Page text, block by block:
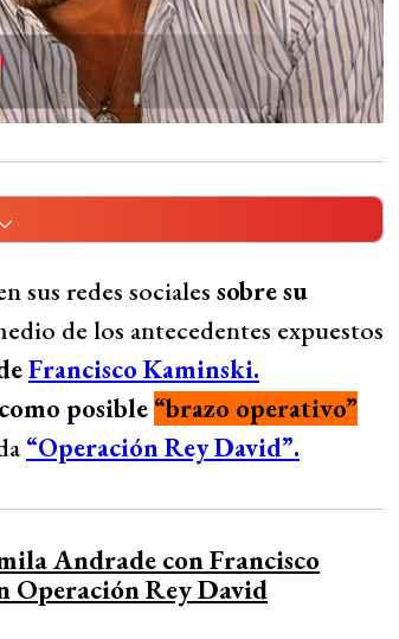
Kaminski en la “Operación
sociales sobre su futuro y su
momentos que atraviesa, se
a Dios, al universo y a sí misma
En un post con más de 3 mil
para alcanzar sus logros y animó
sus redes sociales sobre su
de los antecedentes expuestos
Francisco Kaminski.
posible “brazo operativo”
“Operación Rey David”.
Andrade con Francisco
Operación Rey David